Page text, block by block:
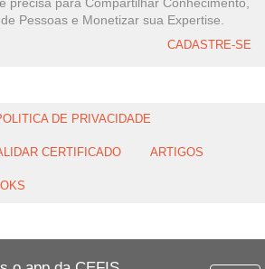
precisa para Compartilhar Conhecimento,
Pessoas e Monetizar sua Expertise.
CADASTRE-SE
DE PRIVACIDADE
CERTIFICADO ARTIGOS